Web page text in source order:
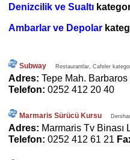
Denizcilik ve Sualtı
Ambarlar ve Depolar
Subway Restaurantlar, Cafeler
Adres: Tepe Mah.
Telefon: 0252 412 20 40
Marmaris Sürücü Kursu
Adres: Marmaris Tv Binası
Telefon: 0252 412 61 21